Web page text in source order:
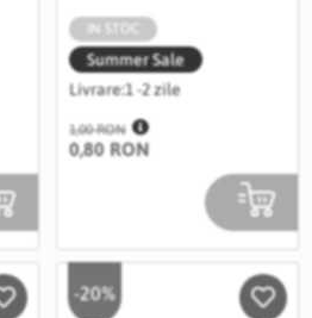
IN STOC
Summer Sale
Livrare:1 -2 zile
1,00 RON
0,80 RON
-20%